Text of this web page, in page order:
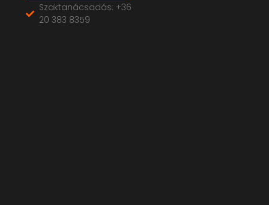
Szaktanácsadás: +36
20 383 8359